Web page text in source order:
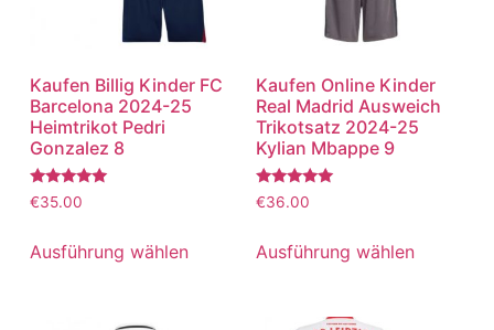
Kaufen Billig Kinder FC
Barcelona 2024-25
Heimtrikot Pedri
Gonzalez 8
Bewertet
mit
€35.00
Ausführung wählen
Kaufen Online Kinder
Real Madrid Ausweich
Trikotsatz 2024-25
Kylian Mbappe 9
Bewertet
mit
€36.00
Ausführung wählen